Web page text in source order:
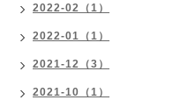
2022-02（1）
2022-01（1）
2021-12（3）
2021-10（1）